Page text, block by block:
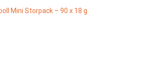
Mini Storpack – 90 x 18 g